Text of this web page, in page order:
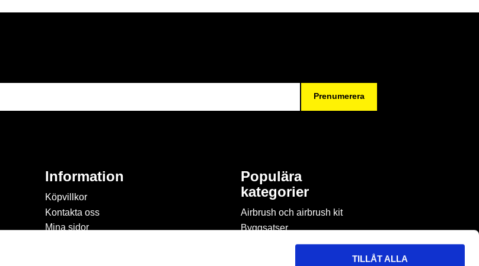
TILLÅT ALLA
Prenumerera
Information
Köpvillkor
Kontakta oss
Mina sidor
Populära
kategorier
Airbrush och airbrush kit
Byggsatser
Böcker & tidningar om